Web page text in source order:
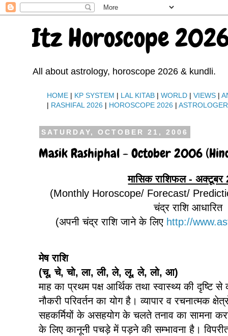
Itz Horoscope
All about astrology, horoscope 2026 & kundli.
HOME | KP SYSTEM | LAL KITAB |WORLD |VIEWS |
| RASHIFAL 2026 | HOROSCOPE 2026 |ASTROLOGER
SATURDAY, OCTOBER 21, 2006
Masik Rashiphal - October 2006
मासिक राशिफल - अक्‍टूबर
(Monthly Horoscope/ Forecast/
चंद्र राशि आधारित
(अपनी चंद्र राशि जाने के लिए http://
मेष राशि
(चू, चे, चो, ला, ली, ले, लू, ले, लो, आ)
माह का प्रथम पक्ष आर्थिक तथा स्वास्थ्य की दृष्टि
नौकरी परिवर्तन का योग है। व्यापार व रचनात्मक
सहकर्मियों के असहयोग के चलते तनाव का सामना
के लिए कानूनी पचड़े में पड़ने की सम्भावना है।